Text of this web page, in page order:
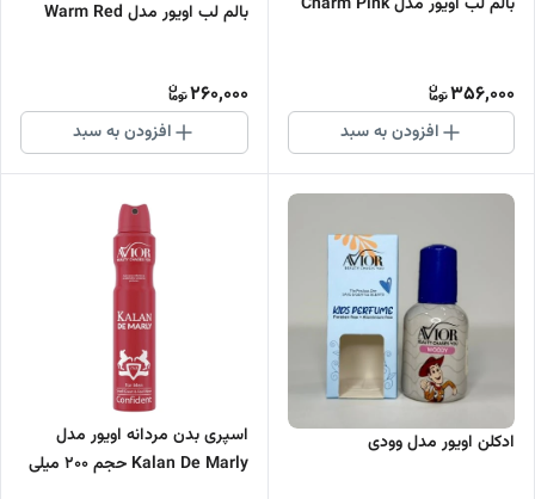
356,000
افزودن به سبد
بالم لب اویور مدل Warm Red
260,000
افزودن به سبد
ادکلن اویور مدل وودی
اسپری بدن مردانه اویور مدل
Kalan De Marly حجم 200 میلی